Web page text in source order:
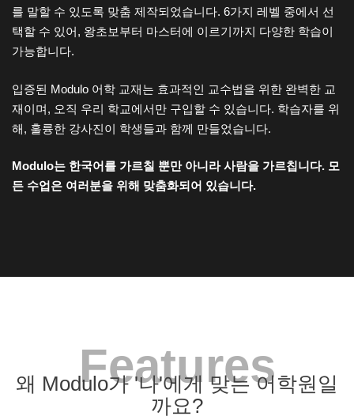
를 말할 수 있도록 맞춤 제작되었습니다. 6가지 레벨 중에서 선
택할 수 있어, 왕초보부터 마스터에 이르기까지 다양한 학습이
가능합니다.
입증된 Modulo 어학 교재는 효과적인 교수법을 위한 완벽한 교
재이며, 오직 우리 학교에서만 구입할 수 있습니다. 학습자를 위
해, 훌륭한 강사진이 학생들과 함께 만들었습니다.
Modulo는 한국어를 가르칠 뿐만 아니라 사람을 가르칩니다. 모
든 수업은 여러분을 위해 맞춤화되어 있습니다.
Features
왜 Modulo가 '나'에게 맞는 어학원일
까요?